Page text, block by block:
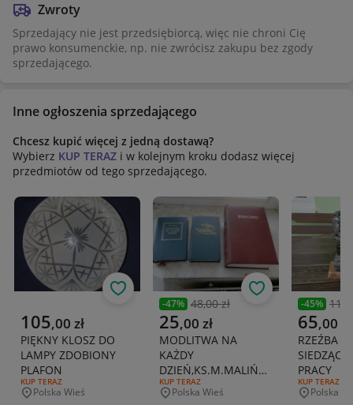
Zwroty
Sprzedający nie jest przedsiębiorcą, więc nie chroni Cię
prawo konsumenckie, np. nie zwrócisz zakupu bez zgody
sprzedającego.
Inne ogłoszenia sprzedającego
Chcesz kupić więcej z jedną dostawą?
Wybierz KUP TERAZ i w kolejnym kroku dodasz więcej
przedmiotów od tego sprzedającego.
Aktualna cena
105,00 zł
PIĘKNY KLOSZ DO
LAMPY ZDOBIONY
PLAFON
RODZAJ OFERTY:
KUP TERAZ
Miejscowość
Polska Wieś
Obserwuj
Poprzednia cena
-47% 48,00 zł
Aktualna cena
25,00 zł
MODLITWA NA
KAŻDY
DZIEŃ,KS.M.MALIŃSKI,SŁUŻMY
BOGU,JESUS
CHRIST,3SZT.
RODZAJ OFERTY:
KUP TERAZ
Miejscowość
Polska Wieś
Obserwuj
-45%
Aktualna
65,00
RZEŹBA
SIEDZĄCY
PRACY
RODZAJ
KUP TERAZ
Polska